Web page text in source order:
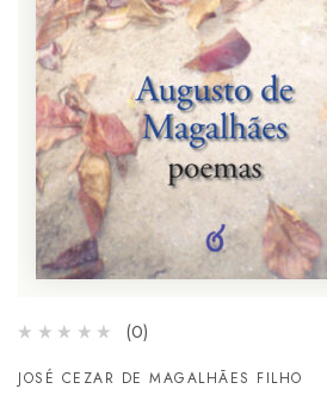
(0)
JOSÉ CEZAR DE MAGALHÃES FILHO